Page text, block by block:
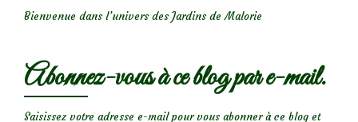
Bienvenue dans l’univers des Jardins de Malorie
Abonnez-vous à ce blog par e-mail.
Saisissez votre adresse e-mail pour vous abonner à ce blog et